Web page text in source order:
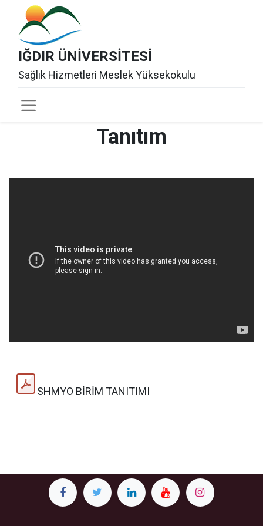
IĞDIR ÜNİVERSİTESİ
Sağlık Hizmetleri Meslek Yüksekokulu
Tanıtım
SHMYO BİRİM TANITIMI